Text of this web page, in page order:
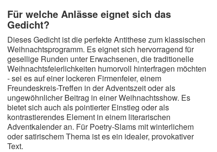
Für welche Anlässe eignet sich das
Gedicht?
Dieses Gedicht ist die perfekte Antithese zum klassischen
Weihnachtsprogramm. Es eignet sich hervorragend für
gesellige Runden unter Erwachsenen, die traditionelle
Weihnachtsfeierlichkeiten humorvoll hinterfragen möchten
- sei es auf einer lockeren Firmenfeier, einem
Freundeskreis-Treffen in der Adventszeit oder als
ungewöhnlicher Beitrag in einer Weihnachtsshow. Es
bietet sich auch als pointierter Einstieg oder als
kontrastierendes Element in einem literarischen
Adventkalender an. Für Poetry-Slams mit winterlichem
oder satirischem Thema ist es ein idealer, provokativer
Text.